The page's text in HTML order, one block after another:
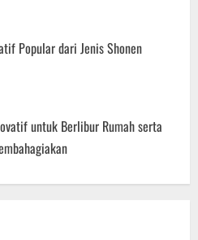
Popular dari Jenis Shonen
untuk Berlibur Rumah serta